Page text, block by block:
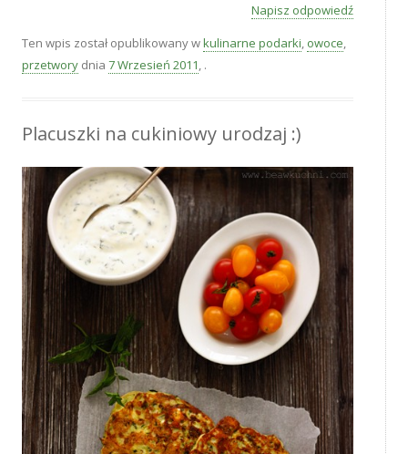
Napisz odpowiedź
Ten wpis został opublikowany wkulinarne podarki owoce
przetwory dnia 7 Wrzesień 2011 .
Placuszki na cukiniowy urodzaj :)